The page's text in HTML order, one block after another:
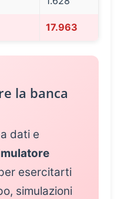
17.963
la banca
dati e
esercitarti
simulazioni